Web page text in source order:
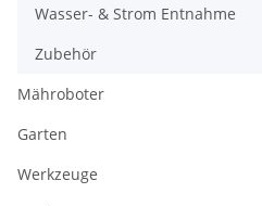
Wasser- & Strom Entnahme
Zubehör
Mähroboter
Garten
Werkzeuge